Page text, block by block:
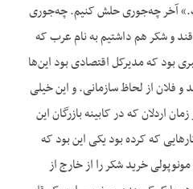
آخر چه‌جوری حلش کنیم. چه‌جوری
و شکر هم داشتیم به نام عرب که
بود که مدیرکل اقتصادی بود این‌ها
و فلان از لحاظ سازمانی. و این خیلی
اردلان که در کابینه بازرگان این
که کرده بود یکی این بود که
خرید شکر را از خارج از